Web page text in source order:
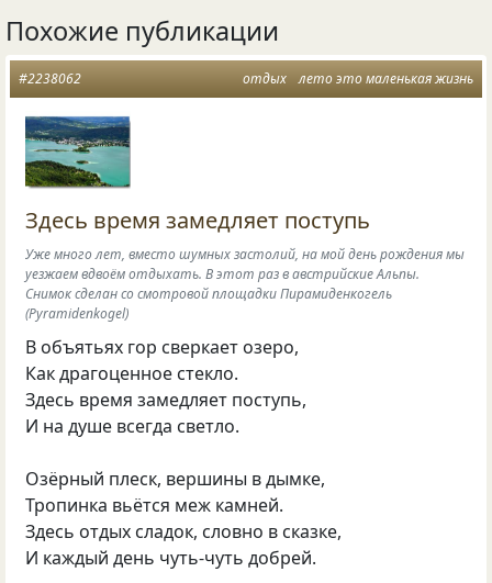
Похожие публикации
отдых лето это маленькая жизнь
#2238062
Здесь время замедляет поступь
Уже много лет, вместо шумных застолий, на мой день рождения мы
уезжаем вдвоём отдыхать. В этот раз в австрийские Альпы.
Снимок сделан со смотровой площадки Пирамиденкогель
(Pyramidenkogel)
В объятьях гор сверкает озеро,
Как драгоценное стекло.
Здесь время замедляет поступь,
И на душе всегда светло.
Озёрный плеск, вершины в дымке,
Тропинка вьётся меж камней.
Здесь отдых сладок, словно в сказке,
И каждый день чуть-чуть добрей.